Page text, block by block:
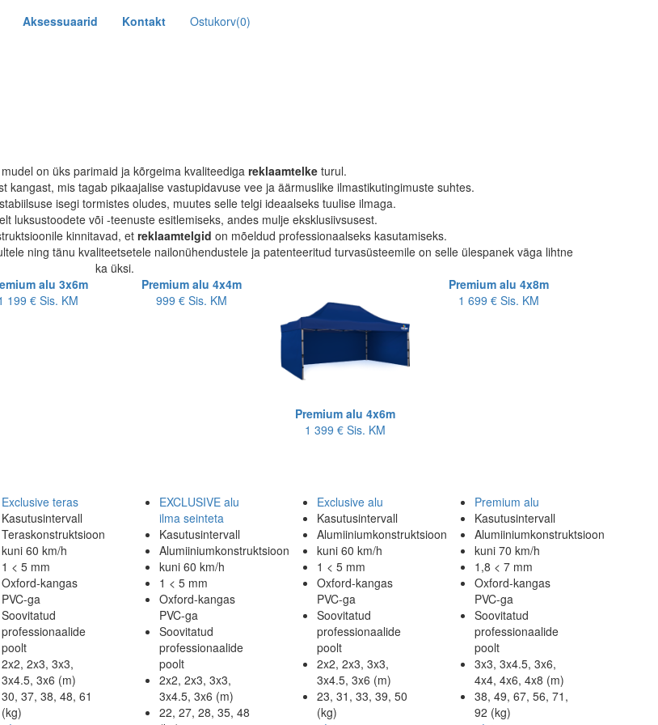
Aksessuaarid Kontakt Ostukorv(0)
on üks parimaid ja kõrgeima kvaliteediga reklaamtelke turul.
kangast, mis tagab pikaajalise vastupidavuse vee ja äärmuslike ilmastikutingimuste suhtes.
isegi tormistes oludes, muutes selle telgi ideaalseks tuulise ilmaga.
luksustoodete või -teenuste esitlemiseks, andes mulje eksklusiivsusest.
kinnitavad, etreklaamtelgid on mõeldud professionaalseks kasutamiseks.
ning tänu kvaliteetsetele nailonühendustele ja patenteeritud turvasüsteemile on selle ülespanek väga lihtne
ka üksi.
alu 3x6m
199 € Sis. KM
Premium alu 4x4m
999 € Sis. KM
Premium alu 4x6m
1 399 € Sis. KM
Premium alu 4x8m
1 699 € Sis. KM
Exclusive teras
Kasutusintervall
Teraskonstruktsioon
kuni 60 km/h
1 < 5 mm
Oxford-kangas
PVC-ga
Soovitatud
professionaalide
poolt
2x2, 2x3, 3x3,
3x4.5, 3x6 (m)
30, 37, 38, 48, 61
(kg)
EXCLUSIVE alu
ilma seinteta
Kasutusintervall
Alumiiniumkonstruktsioon
kuni 60 km/h
1 < 5 mm
Oxford-kangas
PVC-ga
Soovitatud
professionaalide
poolt
2x2, 2x3, 3x3,
3x4.5, 3x6 (m)
22, 27, 28, 35, 48
Exclusive alu
Kasutusintervall
Alumiiniumkonstruktsioon
kuni 60 km/h
1 < 5 mm
Oxford-kangas
PVC-ga
Soovitatud
professionaalide
poolt
2x2, 2x3, 3x3,
3x4.5, 3x6 (m)
23, 31, 33, 39, 50
(kg)
Premium alu
Kasutusintervall
Alumiiniumkonstruktsioon
kuni 70 km/h
1,8 < 7 mm
Oxford-kangas
PVC-ga
Soovitatud
professionaalide
poolt
3x3, 3x4.5, 3x6,
4x4, 4x6, 4x8 (m)
38, 49, 67, 56, 71,
92 (kg)